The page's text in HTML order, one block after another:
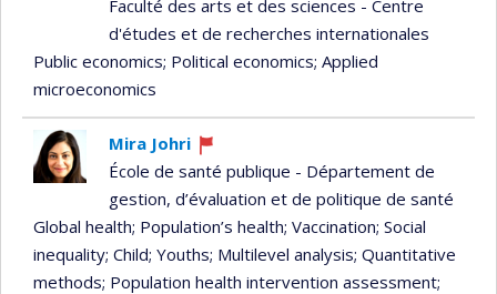
Faculté des arts et des sciences - Centre
d'études et de recherches internationales
Public economics; Political economics; Applied
microeconomics
Mira Johri
Currently
recruiting
École de santé publique - Département de
gestion, d’évaluation et de politique de santé
Global health; Population’s health; Vaccination; Social
inequality; Child; Youths; Multilevel analysis; Quantitative
methods; Population health intervention assessment;